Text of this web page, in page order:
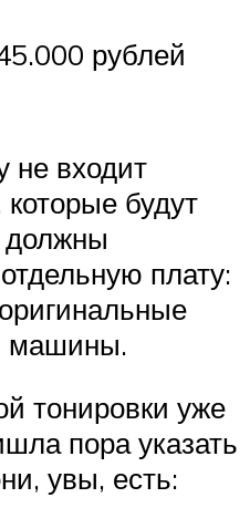
рублей
не входит
которые будут
должны
плату:
машины.
тонировки уже
пора указать
увы, есть: